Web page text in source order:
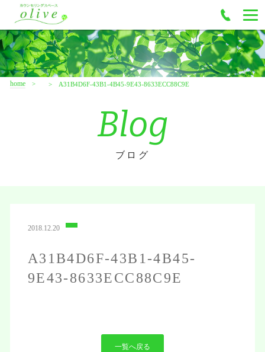
home A31B4D6F-43B1-4B45-9E43-8633ECC88C9E
Blog
ブログ
2018.12.20
A31B4D6F-43B1-4B45-
9E43-8633ECC88C9E
一覧へ戻る